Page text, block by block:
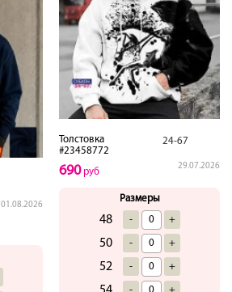
01.08.2026
Толстовка
#23458772
24-67
29.07.2026
690руб
Размеры
48 - +
50 - +
52 - +
- +